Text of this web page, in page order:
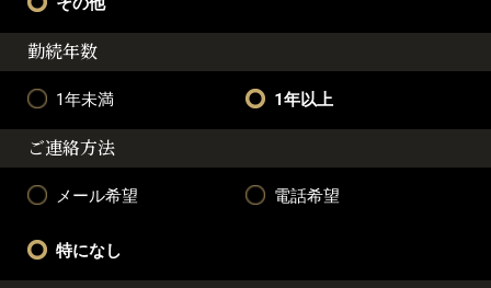
勤続年数
1年未満 1年以上
ご連絡方法
メール希望 電話希望
特になし